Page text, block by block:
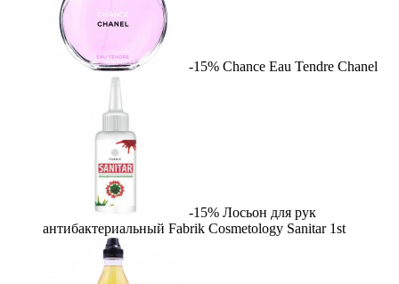
-15% Chance Eau Tendre Chanel
-15% Лосьон для рук
антибактериальный Fabrik Cosmetology Sanitar 1st